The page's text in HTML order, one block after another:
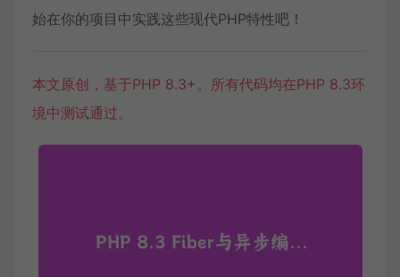
始在你的项目中实践这些现代PHP特性吧！
本文原创，基于PHP 8.3+。所有代码均在PHP 8.3环
境中测试通过。